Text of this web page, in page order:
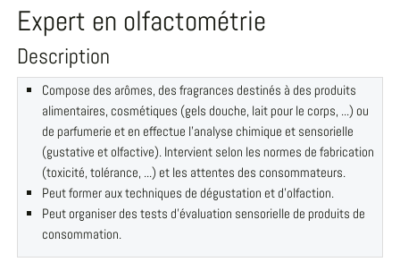
Expert en olfactométrie
Description
Compose des arômes, des fragrances destinés à des produits
alimentaires, cosmétiques (gels douche, lait pour le corps, ...) ou
de parfumerie et en effectue l'analyse chimique et sensorielle
(gustative et olfactive). Intervient selon les normes de fabrication
(toxicité, tolérance, ...) et les attentes des consommateurs.
Peut former aux techniques de dégustation et d'olfaction.
Peut organiser des tests d'évaluation sensorielle de produits de
consommation.